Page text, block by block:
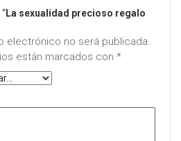
La sexualidad precioso regalo
electrónico no será publicada.
están marcados con *